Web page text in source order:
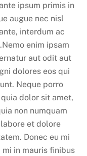
ipsum primis in
augue nec nisl
interdum ac
enim ipsam
aut odit aut
dolores eos qui
Neque porro
dolor sit amet,
non numquam
et dolore
Donec eu mi
in mauris finibus